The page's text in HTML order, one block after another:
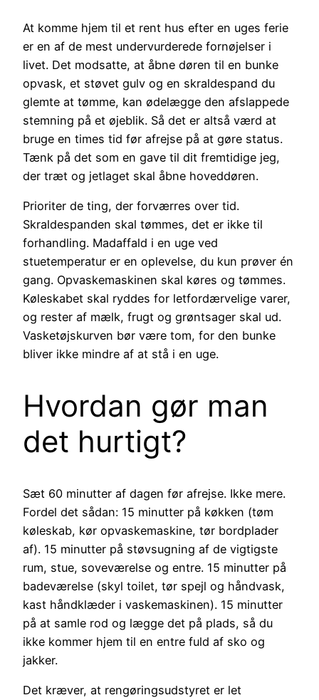
At komme hjem til et rent hus efter en uges ferie
er en af de mest undervurderede fornøjelser i
livet. Det modsatte, at åbne døren til en bunke
opvask, et støvet gulv og en skraldespand du
glemte at tømme, kan ødelægge den afslappede
stemning på et øjeblik. Så det er altså værd at
bruge en times tid før afrejse på at gøre status.
Tænk på det som en gave til dit fremtidige jeg,
der træt og jetlaget skal åbne hoveddøren.
Prioriter de ting, der forværres over tid.
Skraldespanden skal tømmes, det er ikke til
forhandling. Madaffald i en uge ved
stuetemperatur er en oplevelse, du kun prøver én
gang. Opvaskemaskinen skal køres og tømmes.
Køleskabet skal ryddes for letfordærvelige varer,
og rester af mælk, frugt og grøntsager skal ud.
Vasketøjskurven bør være tom, for den bunke
bliver ikke mindre af at stå i en uge.
Hvordan gør man
det hurtigt?
Sæt 60 minutter af dagen før afrejse. Ikke mere.
Fordel det sådan: 15 minutter på køkken (tøm
køleskab, kør opvaskemaskine, tør bordplader
af). 15 minutter på støvsugning af de vigtigste
rum, stue, soveværelse og entre. 15 minutter på
badeværelse (skyl toilet, tør spejl og håndvask,
kast håndklæder i vaskemaskinen). 15 minutter
på at samle rod og lægge det på plads, så du
ikke kommer hjem til en entre fuld af sko og
jakker.
Det kræver, at rengøringsudstyret er let